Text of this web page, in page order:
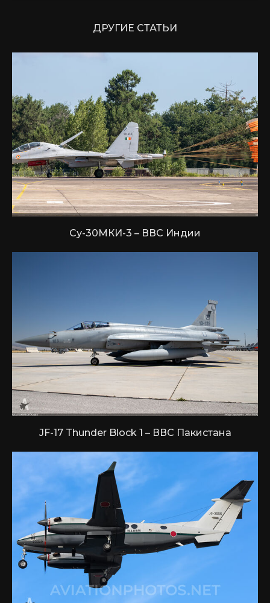
ДРУГИЕ СТАТЬИ
Су-30МКИ-3 – ВВС Индии
JF-17 Thunder Block 1 – ВВС Пакистана